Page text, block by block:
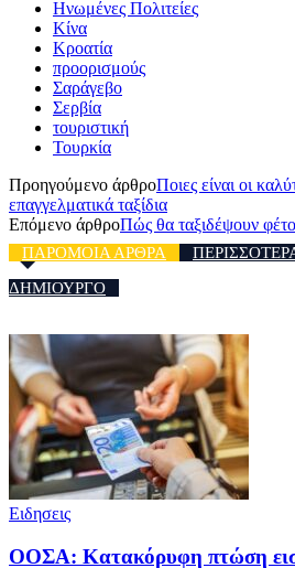
Ηνωμένες Πολιτείες
Κίνα
Κροατία
προορισμούς
Σαράγεβο
Σερβία
τουριστική
Τουρκία
Προηγούμενο άρθροΠοιες είναι οι
επαγγελματικά ταξίδια
Επόμενο άρθροΠώς θα ταξιδέψουν
ΠΑΡΟΜΟΙΑ ΑΡΘΡΑ
ΔΗΜΙΟΥΡΓΟ
Ειδησεις
ΟΟΣΑ: Κατακόρυφη πτώση